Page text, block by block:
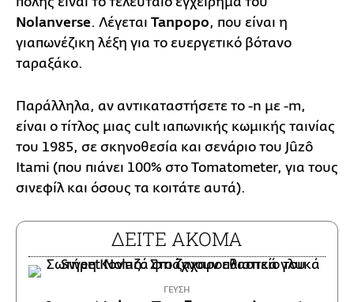
Nolanverse. Λέγεται Tanpopo, που είναι η
γιαπωνέζικη λέξη για το ευεργετικό βότανο
ταραξάκο.
Παράλληλα, αν αντικαταστήσετε το -n με -m,
είναι ο τίτλος μιας cult ιαπωνικής κωμικής ταινίας
του 1985, σε σκηνοθεσία και σενάριο του Jûzô
Itami (που πιάνει 100% στο Tomatometer, για τους
σινεφίλ και όσους τα κοιτάτε αυτά).
ΔΕΙΤΕ ΑΚΟΜΑ
ΓΕΥΣΗ